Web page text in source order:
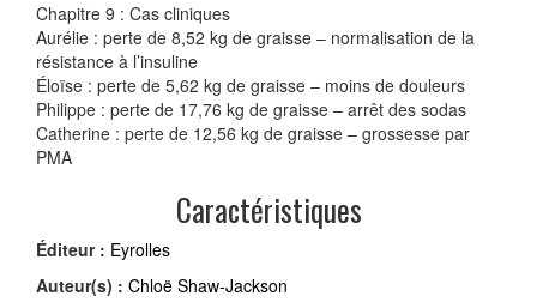
Chapitre 9 : Cas cliniques
Aurélie : perte de 8,52 kg de graisse – normalisation de la
résistance à l’insuline
Éloïse : perte de 5,62 kg de graisse – moins de douleurs
Philippe : perte de 17,76 kg de graisse – arrêt des sodas
Catherine : perte de 12,56 kg de graisse – grossesse par
PMA
Caractéristiques
Éditeur : Eyrolles
Auteur(s) : Chloë Shaw-Jackson